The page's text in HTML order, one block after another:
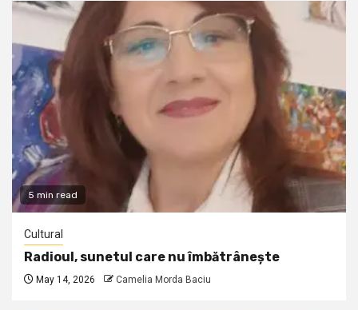
5 min read
Cultural
Radioul, sunetul care nu îmbătrânește
May 14, 2026 Camelia Morda Baciu